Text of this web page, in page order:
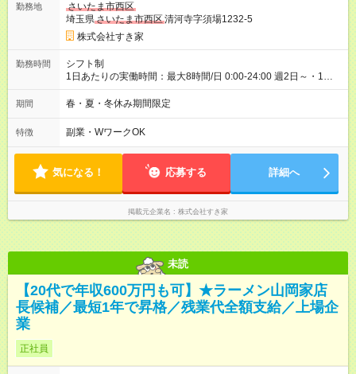
30日（※条件変更なし）ですが、切り上げで一ヶ月とさせてい
ただきます。 研修制度あり：15時間(研修中も同時給）
勤務地
さいたま市西区
埼玉県さいたま市西区清河寺字須場1232-5
株式会社すき家
勤務時間
シフト制
1日あたりの実働時間：最大8時間/日 0:00-24:00 週2日～・1日
2h～OK ＜シフト例＞ 〇朝帯 5:00-9:00 〇昼帯 9:00-14:00 〇午
後帯 14:00-18:00 〇夜帯 18:00-22:00 〇深夜帯 22:00-翌5:00 基
ます♪
期間 春・夏・冬休み期間限定
特徴 副業・WワークOK
気になる！ 応募する 詳細へ
掲載元企業名 株式会社すき家
未読
【20代で年収600万円も可】★ラーメン山岡家店
長候補／最短1年で昇格／残業代全額支給／上場企
業
正社員